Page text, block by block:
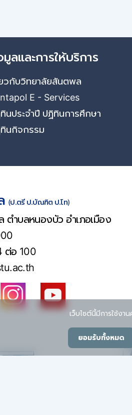
ลและการให้บริการ
วกับวิทยาลัยสันตพล
E - Services
นประจำปี ปฏิทินการศึกษา
นกิจกรรม
(ป.ตรี ป.บัณฑิต ป.โท)
ำบลหนองบัว อำเภอเมือง
ต่อ 100
เว็บไซต์นี้มีการใช้งา
ยอมรับทั้งหมด